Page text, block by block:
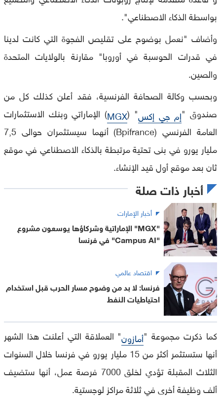
بواسطة الذكاء الاصطناعي".
وأضاف "نعمل بوضوح على تقليص الفجوة التي كانت لدينا
في قدرات الحوسبة في أوروبا" مقارنة بالولايات المتحدة
والصين.
وبحسب وكالة الصحافة الفرنسية، فقد أعلن كذلك كل من
صندوق "إم جي إكس" (
MGX) الإماراتي وبنك الاستثمارات
العامة الفرنسي (Bpifrance) أنهما سيستثمران حوالى 7,5
مليار يورو في بنى تحتية مرتبطة بالذكاء الاصطناعي في موقع
ثان بعد موقع أول قيد الإنشاء.
أخبار ذات صلة
أخبار الإمارات
"MGX" الإماراتية وشركاؤها يوسعون مشروع
"Campus AI" في فرنسا
اقتصاد عالمي
فرنسا: لا بد من وضوح مسار الحرب قبل استخدام
احتياطيات النفط
كما ذكرت مجموعة "أمازون" العملاقة التي أعلنت هذا الشهر
أنها ستستثمر أكثر من 15 مليار يورو في فرنسا خلال السنوات
الثلاث المقبلة تؤدي لخلق 7000 فرصة عمل، أنها ستضيف
ألف وظيفة أخرى في ثلاثة مراكز لوجستية.